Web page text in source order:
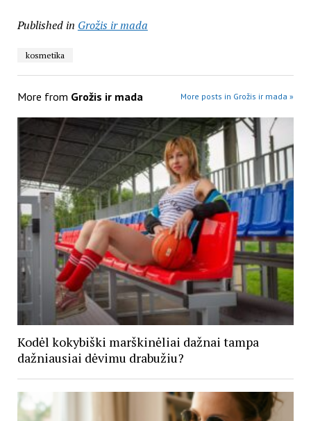
Published in Grožis ir mada
kosmetika
More from Grožis ir mada More posts in Grožis ir mada »
Kodėl kokybiški marškinėliai dažnai tampa
dažniausiai dėvimu drabužiu?